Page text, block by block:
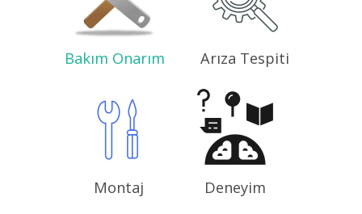
Bakım Onarım Arıza Tespiti
Montaj Deneyim